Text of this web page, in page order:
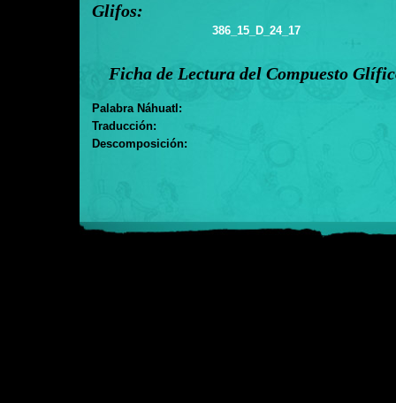
Glifos:
386_15_D_24_17
Ficha de Lectura del Compuesto
Palabra Náhuatl:
Traducción:
Descomposición: